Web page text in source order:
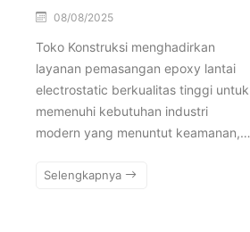
08/08/2025
Toko Konstruksi menghadirkan
layanan pemasangan epoxy lantai
electrostatic berkualitas tinggi untuk
memenuhi kebutuhan industri
modern yang menuntut keamanan,…
Selengkapnya